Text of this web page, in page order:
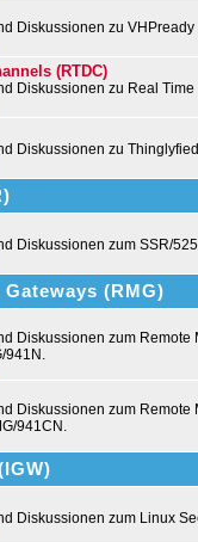
Diskussionen zu VHPready
(RTDC)
Diskussionen zu Real
Diskussionen zu Thinglyfied
Diskussionen zum SSR/525
(RMG)
Diskussionen zum
941N.
Diskussionen zum
941CN.
Diskussionen zum Linux